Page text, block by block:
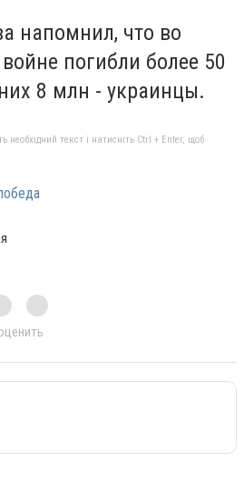
напомнил, что во
погибли более 50
8 млн - украинцы.
текст і натисніть Ctrl + Enter, щоб